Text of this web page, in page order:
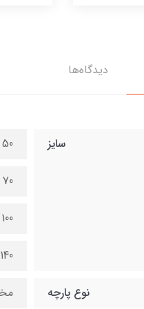
دیدگاه‌ها
سایز 50 در 70 سانتی متر
70 در 100 سانتی متر
100 در 140 سانتی متر
140 در 200 سانتی متر
نوع پارچه